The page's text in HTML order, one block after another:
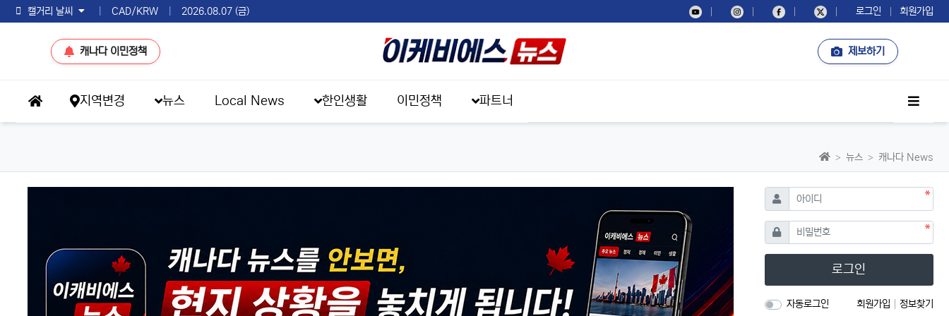
토론토 날씨 CAD/KRW 2026.08.07 (금) 로그인 회원가입
캐나다 이민정책 제보하기
지역변경 뉴스 Local News 한인생활 이민정책
파트너
홈으로
사이드
eKBS News
홈으로뉴스 캐나다 News
아이디 필수
비밀번호필수
로그인
자동로그인 회원가입 정보찾기